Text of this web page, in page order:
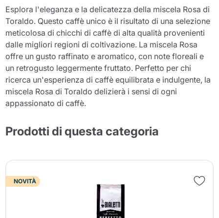
Esplora l'eleganza e la delicatezza della miscela Rosa di
Toraldo. Questo caffè unico è il risultato di una selezione
meticolosa di chicchi di caffè di alta qualità provenienti
dalle migliori regioni di coltivazione. La miscela Rosa
offre un gusto raffinato e aromatico, con note floreali e
un retrogusto leggermente fruttato. Perfetto per chi
ricerca un'esperienza di caffè equilibrata e indulgente, la
miscela Rosa di Toraldo delizierà i sensi di ogni
appassionato di caffè.
Prodotti di questa categoria
NOVITÀ